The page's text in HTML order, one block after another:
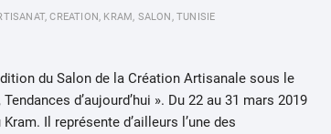
,CREATION, KRAM, SALON, TUNISIE
du Salon de la Création Artisanale sous le
d’aujourd’hui ». Du 22 au 31 mars 2019
Il représente d’ailleurs l’une des